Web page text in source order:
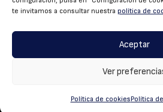
te invitamos a consultar nuestra política de
Aceptar
Ver
Política de cookiesPolítica
© Odeonnews